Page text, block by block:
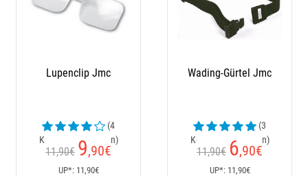
Lupenclip Jmc
(4
Kundenrezensionen)
9,90€
UP*: 11,90€
Wading-Gürtel Jmc
(3
Kundenrezensionen)
6,90€
UP*: 11,90€